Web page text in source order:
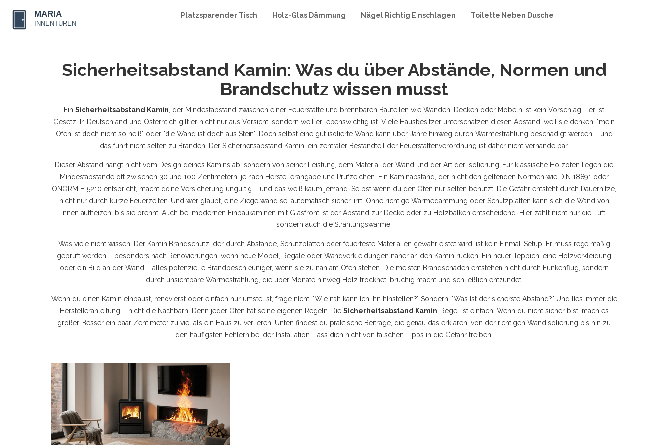
Platzsparender Tisch Holz-Glas Dämmung Nägel Richtig Einschlagen Toilette Neben Dusche
Sicherheitsabstand Kamin: Was du über Abstände, Normen und
Brandschutz wissen musst
Ein Sicherheitsabstand Kamin der Mindestabstand zwischen einer Feuerstätte und brennbaren Bauteilen wie Wänden, Decken oder Möbeln ist kein Vorschlag – er ist
Gesetz. In Deutschland und Österreich gilt er nicht nur aus Vorsicht, sondern weil er lebenswichtig ist. Viele Hausbesitzer unterschätzen diesen Abstand, weil sie denken, "mein
Ofen ist doch nicht so heiß" oder "die Wand ist doch aus Stein". Doch selbst eine gut isolierte Wand kann über Jahre hinweg durch Wärmestrahlung beschädigt werden – und
das führt nicht selten zu Bränden. Der Sicherheitsabstand Kamin ein zentraler Bestandteil der Feuerstättenverordnung ist daher nicht verhandelbar.
Dieser Abstand hängt nicht vom Design deines Kamins ab, sondern von seiner Leistung, dem Material der Wand und der Art der Isolierung. Für klassische Holzöfen liegen die
Mindestabstände oft zwischen 30 und 100 Zentimetern, je nach Herstellerangabe und Prüfzeichen. Ein Kaminabstand
der nicht den geltenden Normen wie DIN 18891 oder
ÖNORM H 5210 entspricht , macht deine Versicherung ungültig – und das weiß kaum jemand. Selbst wenn du den Ofen nur selten benutzt: Die Gefahr entsteht durch Dauerhitze,
nicht nur durch kurze Feuerzeiten. Und wer glaubt, eine Ziegelwand sei automatisch sicher, irrt. Ohne richtige Wärmedämmung oder Schutzplatten kann sich die Wand von
innen aufheizen, bis sie brennt. Auch bei modernen Einbaukaminen mit Glasfront ist der Abstand zur Decke oder zu Holzbalken entscheidend. Hier zählt nicht nur die Luft,
sondern auch die Strahlungswärme.
Was viele nicht wissen: Der Kamin Brandschutz der durch Abstände, Schutzplatten oder feuerfeste Materialien gewährleistet wird , ist kein Einmal-Setup. Er muss regelmäßig
geprüft werden – besonders nach Renovierungen, wenn neue Möbel, Regale oder Wandverkleidungen näher an den Kamin rücken. Ein neuer Teppich, eine Holzverkleidung
oder ein Bild an der Wand – alles potenzielle Brandbeschleuniger, wenn sie zu nah am Ofen stehen. Die meisten Brandschäden entstehen nicht durch Funkenflug, sondern
durch unsichtbare Wärmestrahlung, die über Monate hinweg Holz trocknet, brüchig macht und schließlich entzündet.
Wenn du einen Kamin einbaust, renovierst oder einfach nur umstellst, frage nicht: "Wie nah kann ich ihn hinstellen?" Sondern: "Was ist der sicherste Abstand?" Und lies immer die
Herstelleranleitung – nicht die Nachbarn. Denn jeder Ofen hat seine eigenen Regeln. Die Sicherheitsabstand Kamin-Regel ist einfach: Wenn du nicht sicher bist, mach es
größer. Besser ein paar Zentimeter zu viel als ein Haus zu verlieren. Unten findest du praktische Beiträge, die genau das erklären: von der richtigen Wandisolierung bis hin zu
den häufigsten Fehlern bei der Installation. Lass dich nicht von falschen Tipps in die Gefahr treiben.